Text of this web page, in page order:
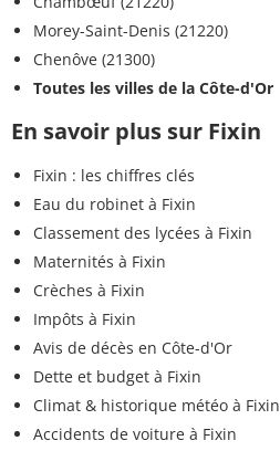
Morey-Saint-Denis (21220)
Chenôve (21300)
Toutes les villes de la Côte-d'Or
En savoir plus sur Fixin
Fixin : les chiffres clés
Eau du robinet à Fixin
Classement des lycées à Fixin
Maternités à Fixin
Crèches à Fixin
Impôts à Fixin
Avis de décès en Côte-d'Or
Dette et budget à Fixin
Climat & historique météo à Fixin
Accidents de voiture à Fixin